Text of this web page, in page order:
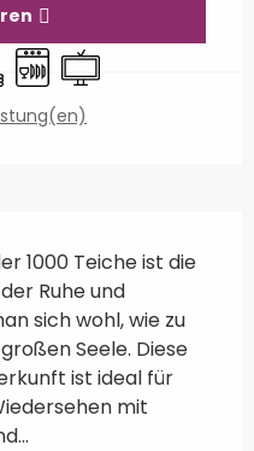
und Laken
Geschirrspülmaschine
Fernsehen
1000 Teiche ist die
Ruhe und
sich wohl, wie zu
Seele. Diese
ist ideal für
mit